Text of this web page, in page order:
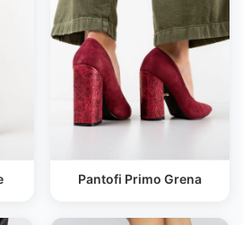
Pantofi Primo Grena